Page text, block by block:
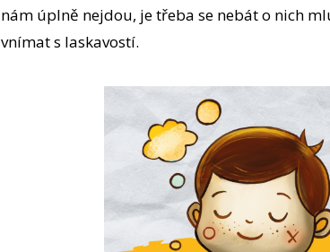
nám úplně nejdou, je třeba se nebát o nich
vnímat s laskavostí.